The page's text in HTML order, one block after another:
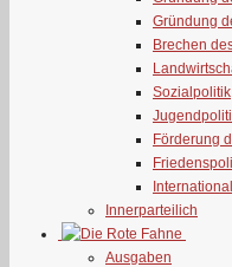
Gründung
Brechen
Sozialpolitik
Förderung
Innerparteilich
Ausgaben